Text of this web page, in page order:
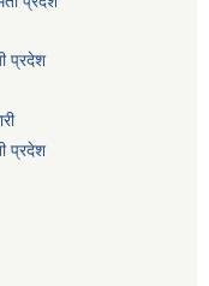
प्रदेश
प्रदेश